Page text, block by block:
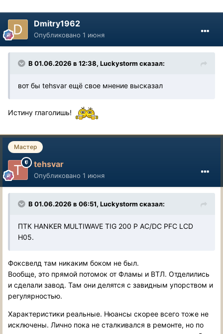
Dmitry1962
Опубликовано 1 июня
В 01.06.2026 в 12:38, Luckystorm сказал:
вот бы tehsvar ещё свое мнение высказал
Истину глаголишь!
Мастер
tehsvar
Опубликовано 1 июня
В 01.06.2026 в 06:51, Luckystorm сказал:
ПТК HANKER MULTIWAVE TIG 200 P AC/DC PFC LCD
H05.
Фоксвелд там никаким боком не был.
Вообще, это прямой потомок от Фламы и ВТЛ. Отделились
и сделали завод. Там они делятся с завидным упорством и
регулярностью.
Характеристики реальные. Нюансы скорее всего тоже не
исключены. Лично пока не сталкивался в ремонте, но по